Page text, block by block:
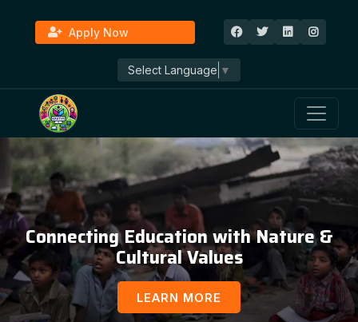
Apply Now
Select Language ▼
Connecting Education with Nature &
Cultural Values
LEARN MORE